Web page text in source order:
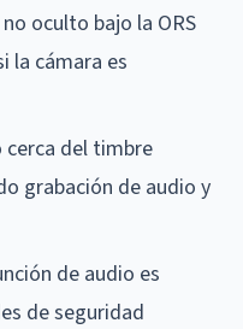
oculto bajo la ORS
la cámara es
cerca del timbre
grabación de audio y
de audio es
de seguridad